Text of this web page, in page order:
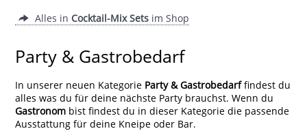
Alles in Cocktail-Mix Sets im Shop
Party & Gastrobedarf
In unserer neuen Kategorie Party & Gastrobedarffindest du
alles was du für deine nächste Party brauchst. Wenn du
Gastronom bist findest du in dieser Kategorie die passende
Ausstattung für deine Kneipe oder Bar.